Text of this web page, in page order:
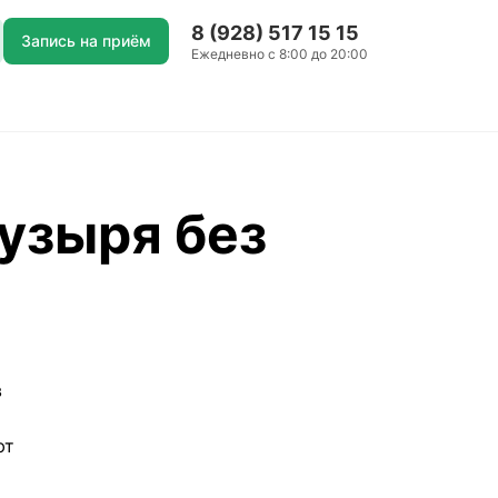
Запись на приём 8 (928) 517 15 15
Ежедневно с 8:00 до 20:00
без